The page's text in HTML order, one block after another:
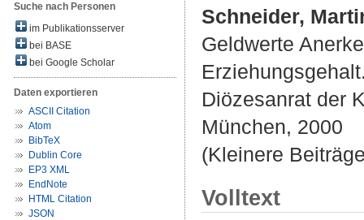
Suche nach Personen
im Publikationsserver
bei BASE
bei Google Scholar
Daten exportieren
ASCII Citation
Atom
BibTeX
Dublin Core
EP3 XML
EndNote
HTML Citation
JSON
Schneider,
Geldwerte
Diözesanrat der
München, 2000
(Kleinere
Volltext